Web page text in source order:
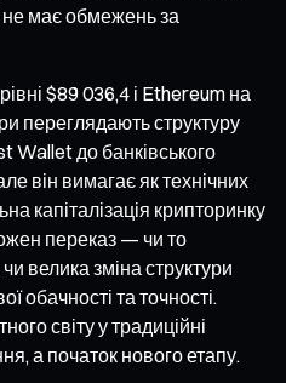
має обмежень за
$89 036,4 і Ethereum на
переглядають структуру
Wallet до банківського
він вимагає як технічних
капіталізація крипторинку
переказ — чи то
велика зміна структури
обачності та точності.
світу у традиційні
а початок нового етапу.